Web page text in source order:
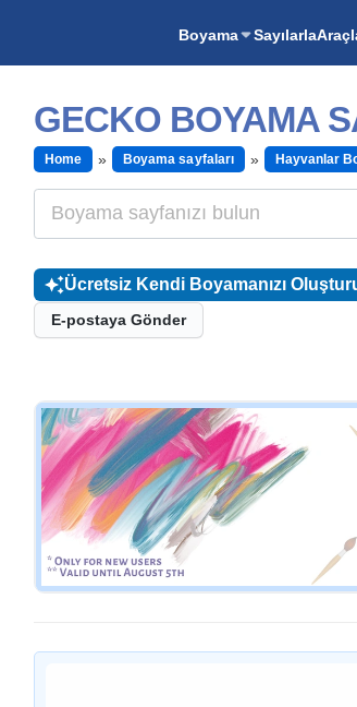
Boyama Sayılarla
GECKO BOYAMA
Home Boyama sayfaları Hayvanlar
Ücretsiz Kendi Boyamanızı
E-postaya Gönder